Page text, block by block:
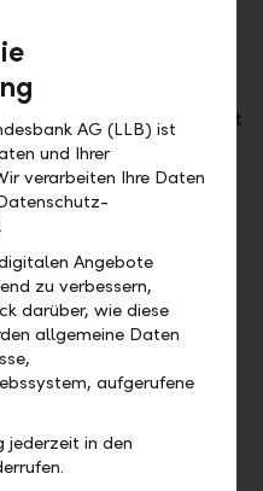
Bank Linth LLB AG.
die
Development,
& Services
hat
Avaloq
die Schaffung der
konsequent
Management-
Mäder an dieser
und seine
Group CEO Roland
Müller werden ad
leiten. Über eine
Zeit informiert.
AG (LLB) ist
und Ihrer
verarbeiten Ihre Daten
Angebote
zu verbessern,
darüber, wie diese
allgemeine Daten
aufgerufene
jederzeit in den